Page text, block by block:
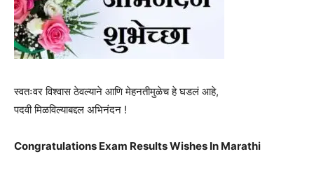
स्वतःवर विश्वास ठेवल्याने आणि मेहनतीमुळेच हे घडलं आहे,
पदवी मिळविल्याबद्दल अभिनंदन !
Congratulations Exam Results Wishes In Marathi